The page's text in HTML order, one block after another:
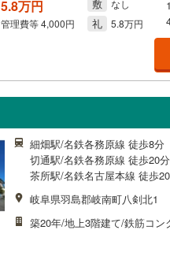
5.8万円
管理費等4,000円
敷 なし
礼 5.8万円
細畑駅/名鉄各務原線 徒歩8分
切通駅/名鉄各務原線 徒歩20分
茶所駅/名鉄名古屋本線 徒歩
岐阜県羽島郡岐南町八剣北1
築20年/地上3階建て/鉄筋コン